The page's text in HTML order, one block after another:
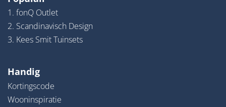
1. fonQ Outlet
2. Scandinavisch Design
3. Kees Smit Tuinsets
Handig
Kortingscode
Wooninspiratie